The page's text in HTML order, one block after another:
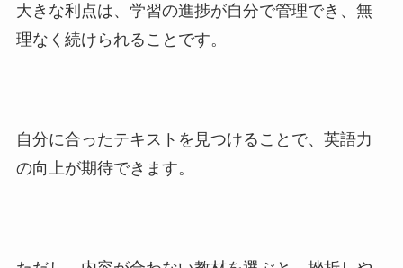
大きな利点は、学習の進捗が自分で管理でき、無
理なく続けられることです。
自分に合ったテキストを見つけることで、英語力
の向上が期待できます。